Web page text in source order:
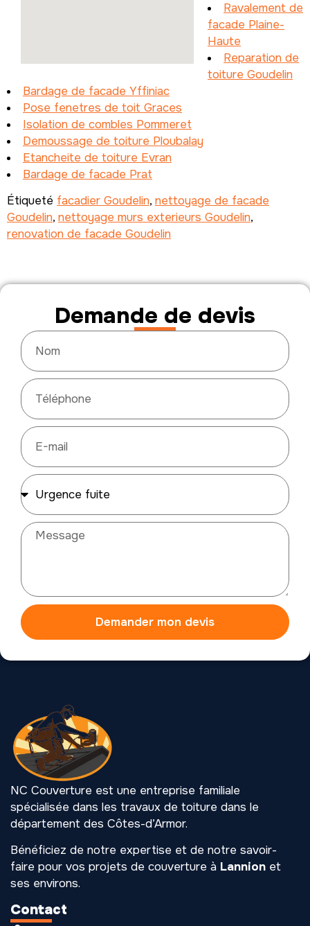
Ravalement de
facade Plaine-
Haute
Reparation de
toiture Goudelin
Bardage de facade Yffiniac
Pose fenetres de toit Graces
Isolation de combles Pommeret
Demoussage de toiture Ploubalay
Etancheite de toiture Evran
Bardage de facade Prat
Étiqueté facadier Goudelin, nettoyage de facade
Goudelin, nettoyage murs exterieurs Goudelin,
renovation de facade Goudelin
Demande de devis
Demander mon devis
NC Couverture est une entreprise familiale
spécialisée dans les travaux de toiture dans le
département des Côtes-d’Armor.
Bénéficiez de notre expertise et de notre savoir-
faire pour vos projets de couverture à Lannion et
ses environs.
Contact